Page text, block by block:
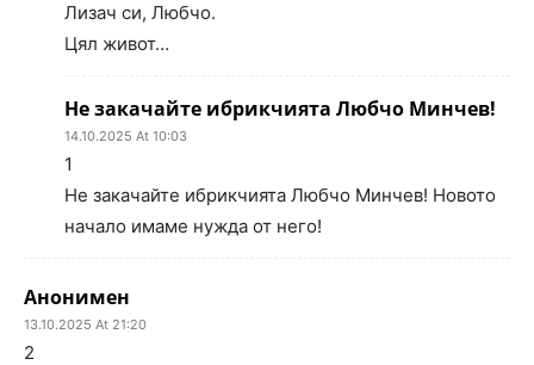
Лизач си, Любчо.
Цял живот…
Не закачайте ибрикчията Любчо Минчев!
14.10.2025 At 10:03
1
Не закачайте ибрикчията Любчо Минчев! Новото
начало имаме нужда от него!
Анонимен
13.10.2025 At 21:20
2